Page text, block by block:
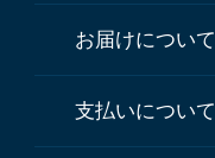
お届けについて
支払いについて